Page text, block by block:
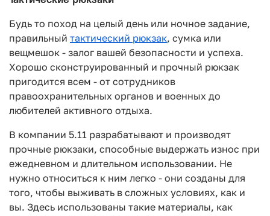
Будь то поход на целый день или ночное задание,
правильный тактический рюкзак, сумка или
вещмешок - залог вашей безопасности и успеха.
Хорошо сконструированный и прочный рюкзак
пригодится всем - от сотрудников
правоохранительных органов и военных до
любителей активного отдыха.
В компании 5.11 разрабатывают и производят
прочные рюкзаки, способные выдержать износ при
ежедневном и длительном использовании. Не
нужно относиться к ним легко - они созданы для
того, чтобы выживать в сложных условиях, как и
вы. Здесь использованы такие материалы, как